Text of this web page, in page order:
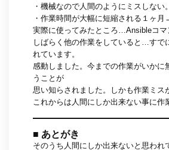
・機械なので人間のようにミスしない。
・作業時間が大幅に短縮される１ヶ月
実際に使ってみたところ…Ansibleコマ
しばらく他の作業をしていると…すで
れています。
感動しました。今までの作業がいかに
うことが
思い知らされました。しかも作業ミス
これからは人間にしか出来ない事に作
■ あとがき
そのうち人間にしか出来ないと思われ